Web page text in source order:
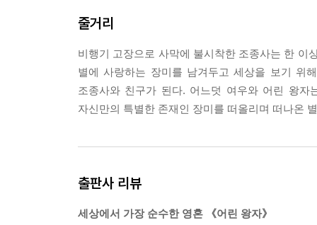
줄거리
비행기 고장으로 사막에 불시착한 조종사는 한 이
별에 사랑하는 장미를 남겨두고 세상을 보기 위
조종사와 친구가 된다. 어느덧 여우와 어린 왕자
자신만의 특별한 존재인 장미를 떠올리며 떠나온
출판사 리뷰
세상에서 가장 순수한 영혼 《어린 왕자》